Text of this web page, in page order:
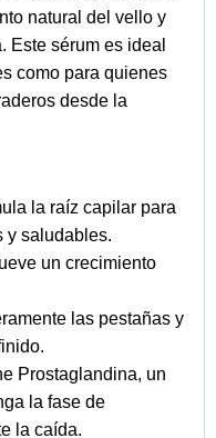
natural del vello y
Este sérum es ideal
como para quienes
desde la
la raíz capilar para
y saludables.
un crecimiento
las pestañas y
Prostaglandina, un
la fase de
la caída.